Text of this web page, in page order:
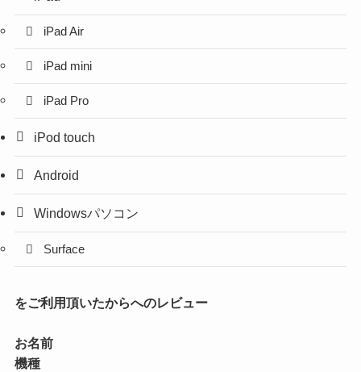
iPad Air
iPad mini
iPad Pro
iPod touch
Android
Windowsパソコン
Surface
をご利用頂いたからへのレビュー
お名前
機種